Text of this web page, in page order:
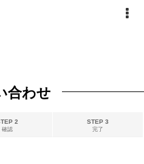
合わせ
2
確認
STEP 3
完了